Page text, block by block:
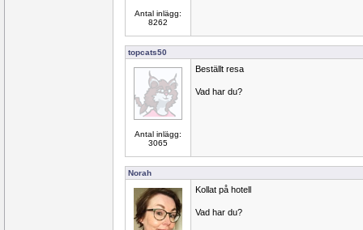
Antal inlägg:
8262
topcats50
Antal inlägg:
3065
Beställt resa
Vad har du?
Norah
Kollat på hotell
Vad har du?